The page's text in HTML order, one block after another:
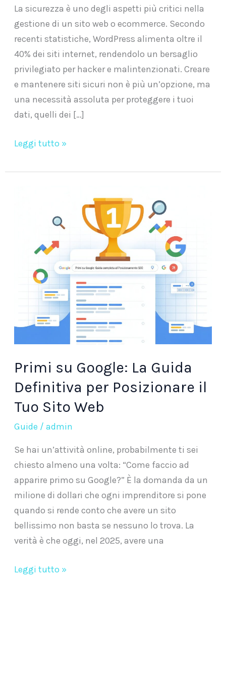
La sicurezza è uno degli aspetti più critici nella
gestione di un sito web o ecommerce. Secondo
recenti statistiche, WordPress alimenta oltre il
40% dei siti internet, rendendolo un bersaglio
privilegiato per hacker e malintenzionati. Creare
e mantenere siti sicuri non è più un’opzione, ma
una necessità assoluta per proteggere i tuoi
dati, quelli dei […]
Leggi tutto »
Primi su Google: La Guida
Definitiva per Posizionare il
Tuo Sito Web
Guide / admin
Se hai un’attività online, probabilmente ti sei
chiesto almeno una volta: “Come faccio ad
apparire primo su Google?” È la domanda da un
milione di dollari che ogni imprenditore si pone
quando si rende conto che avere un sito
bellissimo non basta se nessuno lo trova. La
verità è che oggi, nel 2025, avere una
Guida
Definitiva
Posizionare
Tuo
Sito
Web
Leggi tutto »